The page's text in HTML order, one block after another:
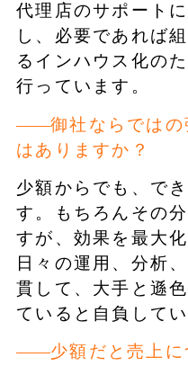
代理店のサポート
し、必要であれば
るインハウス化の
行っています。
御社ならでは
はありますか？
少額からでも、で
す。もちろんその
すが、効果を最大
日々の運用、分析
貫して、大手と遜
ていると自負してい
少額だと売上